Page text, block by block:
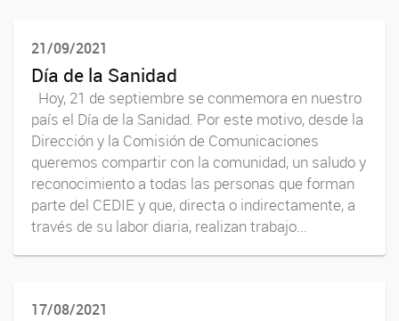
21/09/2021
Día de la Sanidad
Hoy, 21 de septiembre se conmemora en nuestro
país el Día de la Sanidad. Por este motivo, desde la
Dirección y la Comisión de Comunicaciones
queremos compartir con la comunidad, un saludo y
reconocimiento a todas las personas que forman
parte del CEDIE y que, directa o indirectamente, a
través de su labor diaria, realizan trabajo...
17/08/2021